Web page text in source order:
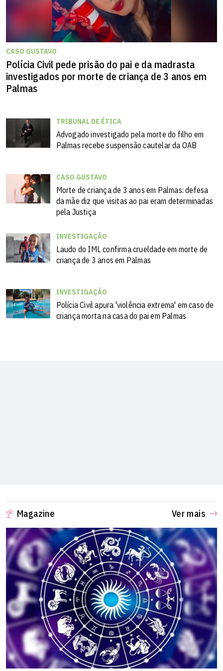
CASO GUSTAVO
Polícia Civil pede prisão do pai e da madrasta
investigados por morte de criança de 3 anos em
Palmas
TRIBUNAL DE ÉTICA
Advogado investigado pela morte do filho em
Palmas recebe suspensão cautelar da OAB
CASO GUSTAVO
Morte de criança de 3 anos em Palmas: defesa
da mãe diz que visitas ao pai eram determinadas
pela Justiça
INVESTIGAÇÃO
Laudo do IML confirma crueldade em morte de
criança de 3 anos em Palmas
INVESTIGAÇÃO
Polícia Civil apura 'violência extrema' em caso de
criança morta na casa do pai em Palmas
Magazine Ver mais